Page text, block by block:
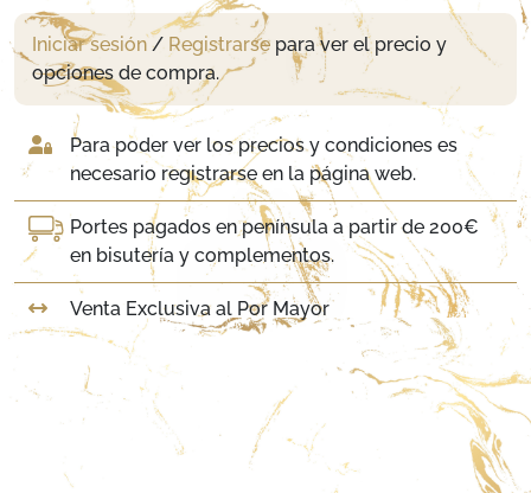
Iniciar sesión/ Registrarse para ver el precio y
opciones de compra.
Para poder ver los precios y condiciones es
necesario registrarse en la página web.
Portes pagados en península a partir de 200€
en bisutería y complementos.
Venta Exclusiva al Por Mayor